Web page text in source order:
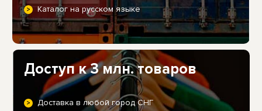
Каталог на русском языке
Доступ к 3 млн. товаров
Доставка в любой город СНГ